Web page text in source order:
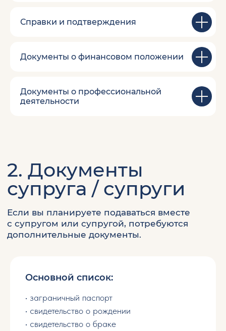
Справки и подтверждения
Документы о финансовом положении
Документы о профессиональной
деятельности
Основной список:
• заграничный паспорт
• свидетельство о рождении
• свидетельство о браке